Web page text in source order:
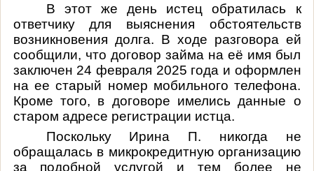
В этот же день истец обратилась к
ответчику для выяснения обстоятельств
возникновения долга. В ходе разговора ей
сообщили, что договор займа на её имя был
заключен 24 февраля 2025 года и оформлен
на ее старый номер мобильного телефона.
Кроме того, в договоре имелись данные о
старом адресе регистрации истца.
Поскольку Ирина П. никогда не
обращалась в микрокредитную организацию
за подобной услугой и тем более не